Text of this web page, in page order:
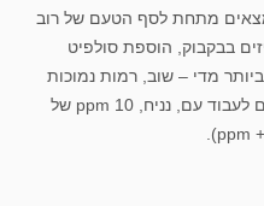
מתחת לסף הטעם של רוב
בבקבוק, הוספת סולפיט
מדי – שוב, רמות נמוכות
בדרך כלל בסדר (שמרים עדיין יכולים לעבוד עם, נניח, 10 ppm של